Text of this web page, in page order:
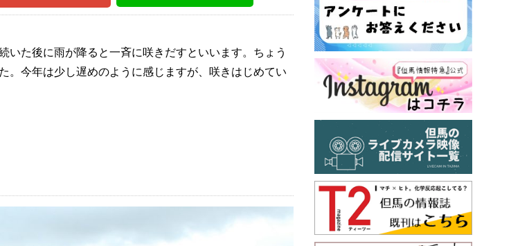
た後に雨が降ると一斉に咲きだすといいます。ちょう
。今年は少し遅めのように感じますが、咲きはじめてい